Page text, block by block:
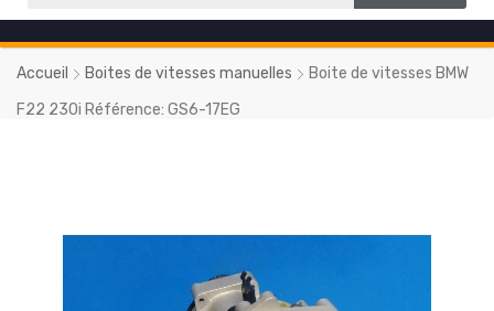
Accueil Boites de vitesses manuelles
Boite de vitesses BMW
F22 230i Référence: GS6-17EG